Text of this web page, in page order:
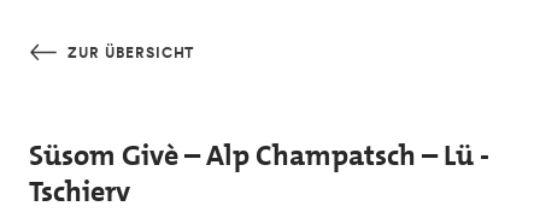
ZUR ÜBERSICHT
Süsom Givè – Alp Champatsch – Lü -
Tschierv